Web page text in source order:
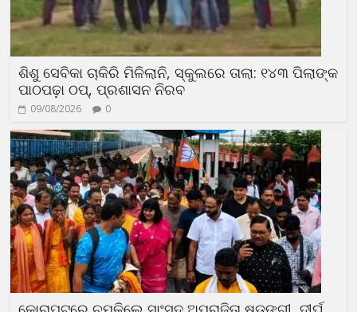
ଶିଶୁ ସେବିକା ଚାକିରି ମିଳିଲାନି, ସ୍କୁଲରେ ତାଲା: ୧୪୩ ପିଲାଙ୍କ
ପାଠପଢ଼ା ଠପ୍, ପ୍ରଶାସନ ନିରବ
09/08/2026 0